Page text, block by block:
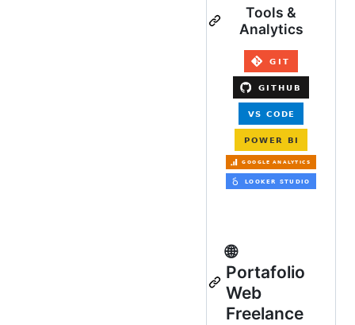
Tools &
Analytics
🌐
Portafolio
Web
Freelance